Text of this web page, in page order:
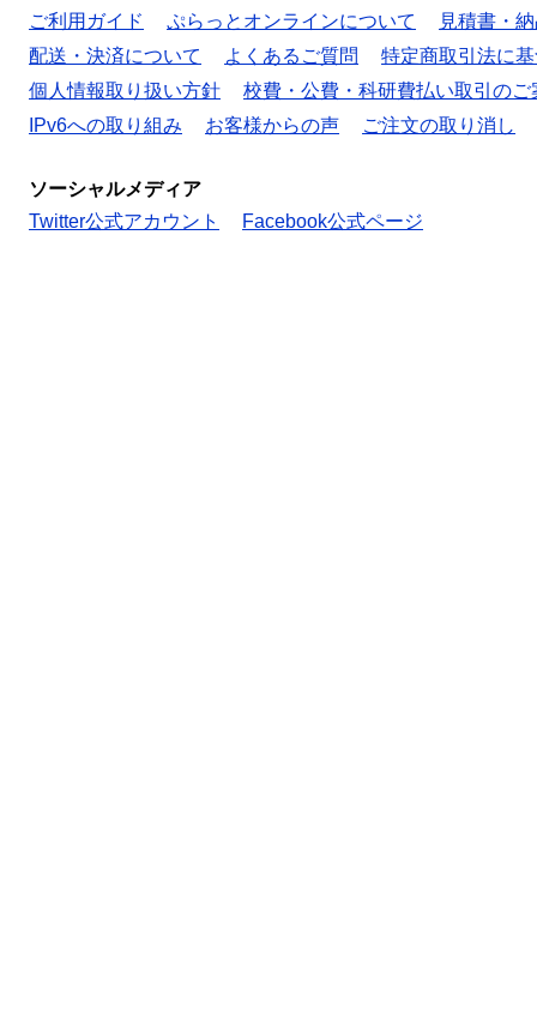
ご利用ガイド
ぷらっとオンラインについて
見積書・
配送・決済について
よくあるご質問
特定商取引法に
個人情報取り扱い方針
校費・公費・科研費払い取引のご
IPv6への取り組み
お客様からの声 ご注文の取り消し
ソーシャルメディア
Twitter公式アカウント
Facebook公式ページ